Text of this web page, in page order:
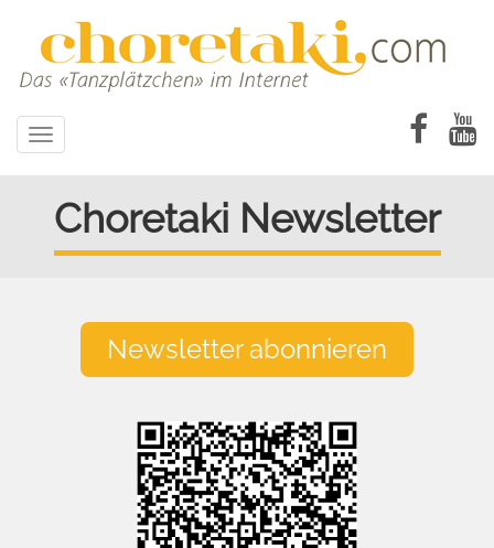
Toggle
navigation
Choretaki Newsletter
Newsletter abonnieren